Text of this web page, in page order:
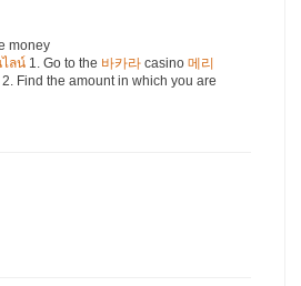
money
ลน์ 1. Go to the 바카라 casino 메리
Find the amount in which you are